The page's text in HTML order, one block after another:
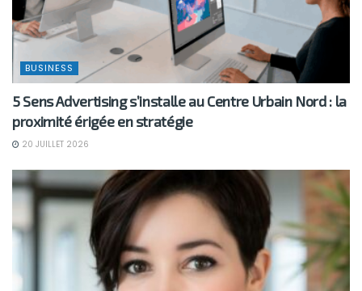
BUSINESS
5 Sens Advertising s’installe au Centre Urbain Nord : la
proximité érigée en stratégie
20 JUILLET 2026